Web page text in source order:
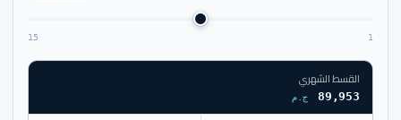
1
15
القسط الشهري
89,953 ج.م